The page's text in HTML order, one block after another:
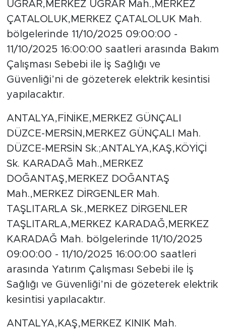
UĞRAR,MERKEZ UĞRAR Mah.,MERKEZ
ÇATALOLUK,MERKEZ ÇATALOLUK Mah.
bölgelerinde 11/10/2025 09:00:00 -
11/10/2025 16:00:00 saatleri arasında Bakım
Çalışması Sebebi ile İş Sağlığı ve
Güvenliği’ni de gözeterek elektrik kesintisi
yapılacaktır.
ANTALYA,FİNİKE,MERKEZ GÜNÇALI
DÜZCE-MERSİN,MERKEZ GÜNÇALI Mah.
DÜZCE-MERSİN Sk.;ANTALYA,KAŞ,KÖYİÇİ
Sk. KARADAĞ Mah.,MERKEZ
DOĞANTAŞ,MERKEZ DOĞANTAŞ
Mah.,MERKEZ DİRGENLER Mah.
TAŞLITARLA Sk.,MERKEZ DİRGENLER
TAŞLITARLA,MERKEZ KARADAĞ,MERKEZ
KARADAĞ Mah. bölgelerinde 11/10/2025
09:00:00 - 11/10/2025 16:00:00 saatleri
arasında Yatırım Çalışması Sebebi ile İş
Sağlığı ve Güvenliği’ni de gözeterek elektrik
kesintisi yapılacaktır.
ANTALYA,KAŞ,MERKEZ KINIK Mah.